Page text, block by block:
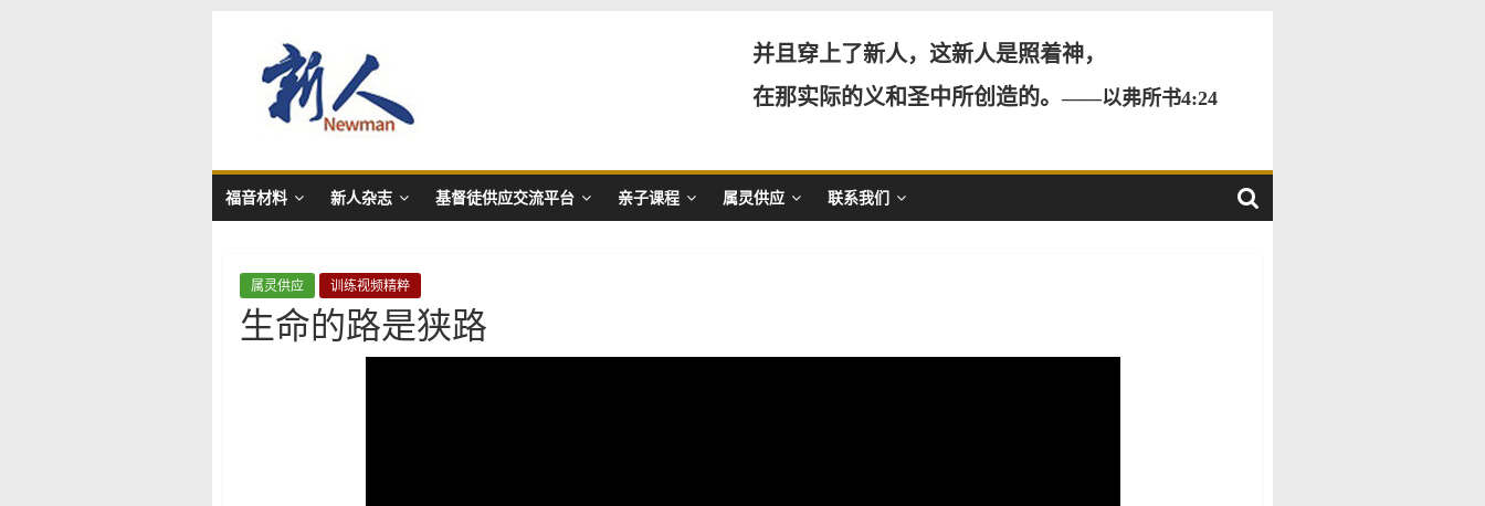
content新
人
NewMan
并且穿上了新人，这新人是照着神，
在那实际的义和圣中所创造的。——以弗所书4:24
福音材料 新人杂志 基督徒供应交流平台 亲子课程 属灵供应 联系我们
属灵供应 训练视频精粹
生命的路是狭路